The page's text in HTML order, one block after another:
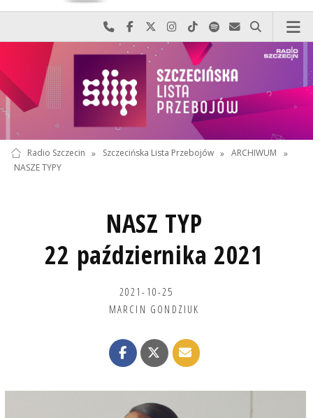
Najlepiej po prostu do nas zadzwoń
Odwiedź nas na Facebook-u
Odwiedź nas na X
Odwiedź nas na Instagram-ie
Odwiedź nas na TikTok-u
Szukaj nas na Spotify
Wyślij do nas
Szukaj
Radio Szczecin » Szczecińska Lista Przebojów » ARCHIWUM
»
NASZE TYPY
NASZ TYP
22 października 2021
2021-10-25
MARCIN GONDZIUK